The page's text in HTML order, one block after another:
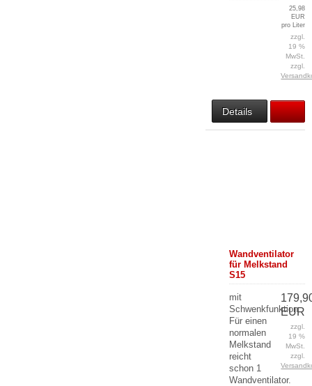
25,98
EUR
pro Liter
zzgl.
19 %
MwSt.
zzgl.
Details
Wandventilator
für Melkstand
S15
mit
Schwenkfunktion
Für einen
normalen
Melkstand
reicht
schon 1
Wandventilator.
EUR
zzgl.
19 %
MwSt.
zzgl.